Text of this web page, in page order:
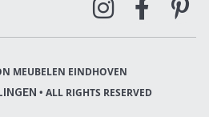
MEUBELEN EINDHOVEN
• ALL RIGHTS RESERVED